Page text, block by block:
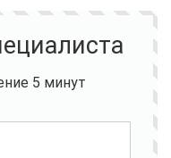
5 минут